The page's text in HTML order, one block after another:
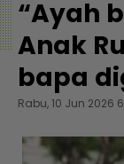
“Ayah
Anak
bapa
Rabu, 10 Jun 2026